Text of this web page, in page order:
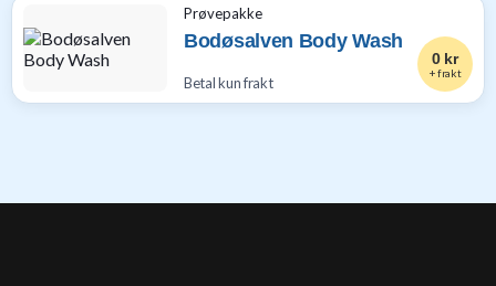
Prøvepakke
Bodøsalven Body Wash
Betal kun frakt
0 kr
+ frakt